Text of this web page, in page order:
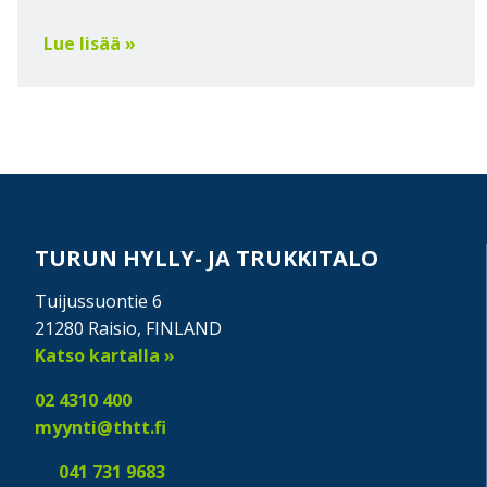
Lue lisää »
TURUN HYLLY- JA TRUKKITALO
Tuijussuontie 6
21280 Raisio, FINLAND
Katso kartalla »
02 4310 400
myynti@thtt.fi
041 731 9683